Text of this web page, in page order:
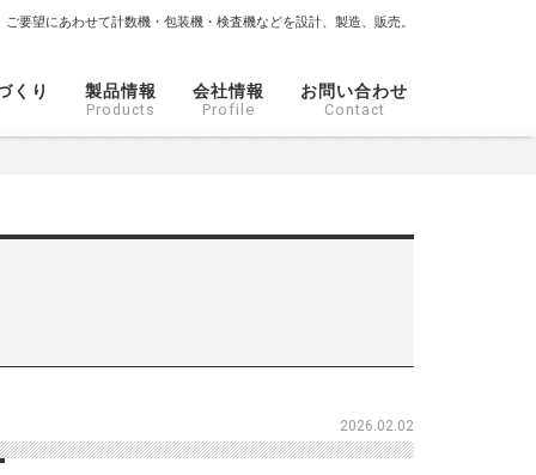
ご要望にあわせて計数機・包装機・検査機などを設計、製造、販売。
くり 製品情報
Products
会社情報
Profile
お問い合わせ
Contact
2026.02.02